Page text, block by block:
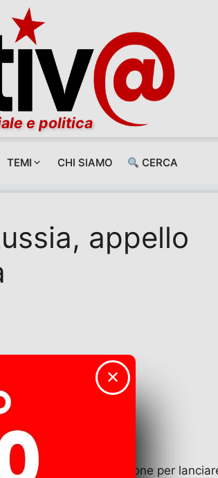
e politica
TEMI CHI SIAMO CERCA
appello
alla Pubblica Opinione per
✕